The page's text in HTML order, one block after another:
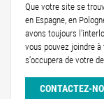
Que votre site se
en Espagne, en
avons toujours
vous pouvez joindre
s'occupera de votre
CONTACTEZ-